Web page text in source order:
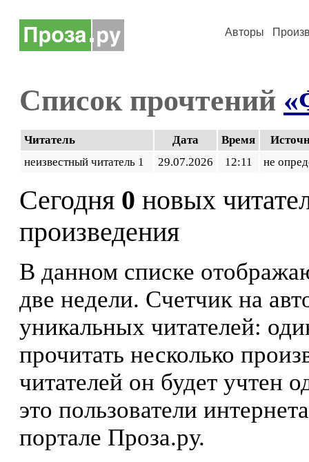
Авторы
Список прочтений
Читатель Дата Время
неизвестный читатель 1
29.07.2026 12:11 не
Сегодня 0 новых
произведения
В данном списке
две недели. Счетчик на
уникальных читателей:
прочитать несколько
читателей он будет учтен
это пользователи
портале Проза.ру.